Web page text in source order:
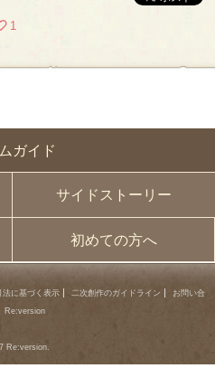
ガイド
サイドストーリー
初めての方へ
1
法に基づく表示 二次創作のガイドライン
お問い合
Re:version
Re:version.